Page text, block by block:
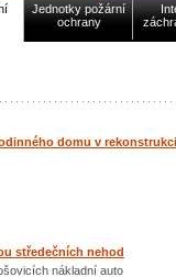
Jednotky požární
ochrany
domu v rekonstrukci
středečních nehod
nákladní auto